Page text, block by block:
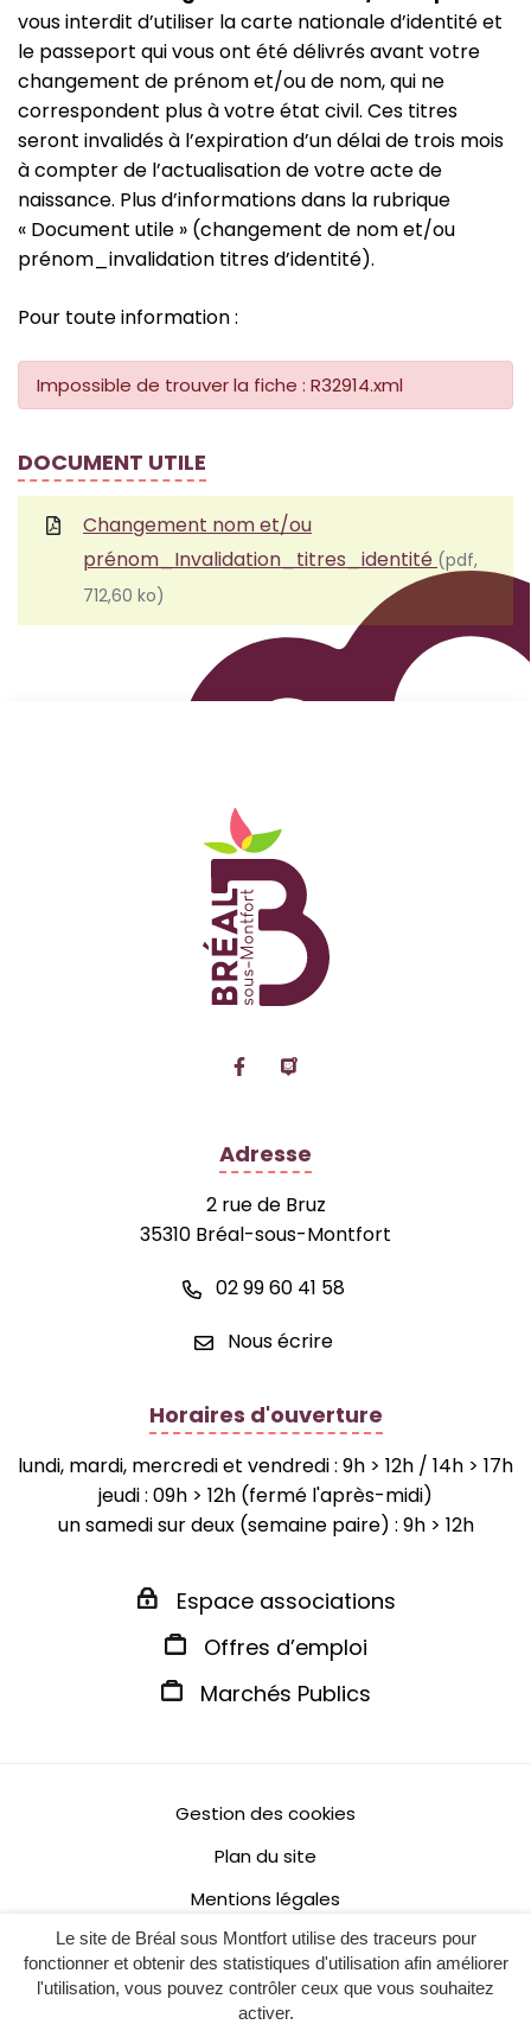
Le site de Bréal sous Montfort utilise des traceurs pour
fonctionner et obtenir des statistiques d'utilisation afin améliorer
l'utilisation, vous pouvez contrôler ceux que vous souhaitez
activer.
vous interdit d’utiliser la carte nationale d’identité et
le passeport qui vous ont été délivrés avant votre
changement de prénom et/ou de nom, qui ne
correspondent plus à votre état civil. Ces titres
seront invalidés à l’expiration d’un délai de trois mois
à compter de l’actualisation de votre acte de
naissance. Plus d’informations dans la rubrique
« Document utile » (changement de nom et/ou
prénom_invalidation titres d’identité).
Pour toute information :
Impossible de trouver la fiche : R32914.xml
DOCUMENT UTILE
Changement nom et/ou
prénom_Invalidation_titres_identité (pdf,
712,60 ko)
Lien vers le compte Facebook
Lien vers la page
Adresse
2 rue de Bruz
35310 Bréal-sous-Montfort
02 99 60 41 58
Nous écrire
Horaires d'ouverture
lundi, mardi, mercredi et vendredi : 9h > 12h / 14h > 17h
jeudi : 09h > 12h (fermé l'après-midi)
un samedi sur deux (semaine paire) : 9h > 12h
Espace associations
Offres d’emploi
Marchés Publics
Gestion des cookies
Plan du site
Mentions légales
Politique de confidentialité
Accessibilité : non conforme